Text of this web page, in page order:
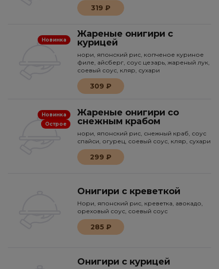
319 ₽
Новинка
Жареные онигири с
курицей
нори, японский рис, копченое куриное
филе, айсберг, соус цезарь, жареный лук,
соевый соус, кляр, сухари
309 ₽
Новинка
Острое
Жареные онигири со
снежным крабом
нори, японский рис, снежный краб, соус
спайси, огурец, соевый соус, кляр, сухари
299 ₽
Онигири с креветкой
Нори, японский рис, креветка, авокадо,
ореховый соус, соевый соус
285 ₽
Онигири с курицей